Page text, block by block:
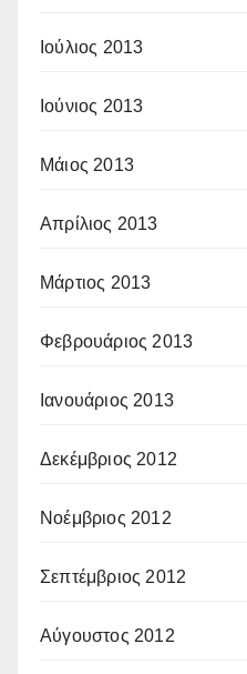
Ιούλιος 2013
Ιούνιος 2013
Μάιος 2013
Απρίλιος 2013
Μάρτιος 2013
Φεβρουάριος 2013
Ιανουάριος 2013
Δεκέμβριος 2012
Νοέμβριος 2012
Σεπτέμβριος 2012
Αύγουστος 2012